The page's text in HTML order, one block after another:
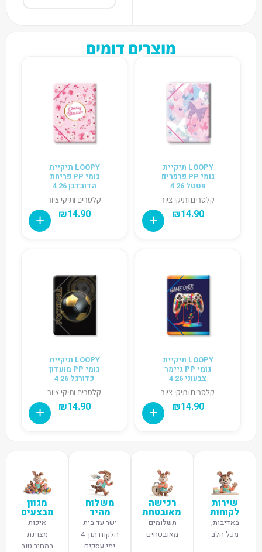
מוצרים דומים
LOOPY תיקיית
גומי PP פרפרים
פסטל 26 4
קלסרים ותיקי ציור
₪14.90
LOOPY תיקיית
גומי PP פריחת
הדובדבן 26 4
קלסרים ותיקי ציור
₪14.90
LOOPY תיקיית
גומי PP גיימר
צבעוני 26 4
קלסרים ותיקי ציור
₪14.90
LOOPY תיקיית
גומי PP מועדון
כדורגל 26 4
קלסרים ותיקי ציור
₪14.90
שירות
לקוחות
באדיבות,
מכל הלב
רכישה
מאובטחת
תשלומים
מאובטחים
משלוח
מהיר
ישר עד בית
הלקוח תוך 4
ימי עסקים
מגוון
מבצעים
איכות
מצוינת
במחיר טוב